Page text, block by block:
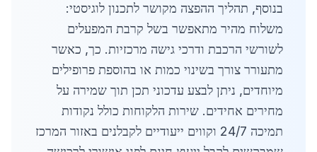
בנוסף, תהליך ההפצה מקושר לתכנון לוגיסטי:
משלוח מהיר מתאפשר בשל קרבת המפעלים
לשורשי הרכבת ודרכי גישה מרכזיות. כך, כאשר
מתעורר צורך בשינוי כמות או בהוספת פרופילים
מיוחדים, ניתן לבצע עדכוני תכן תוך שמירה על
מחירים אחידים. שירות הלקוחות כולל נקודות
תמיכה 24/7 וקווים ייעודיים לקבלנים באזור המרכז